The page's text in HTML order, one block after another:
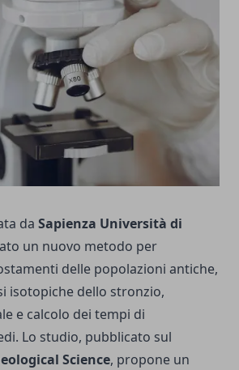
da Sapienza Università di
un nuovo metodo per
delle popolazioni antiche,
isotopiche dello stronzio,
e calcolo dei tempi di
Lo studio, pubblicato sul
Science, propone un